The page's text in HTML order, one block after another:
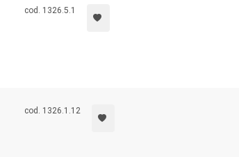
cod. 1326.5.1
cod. 1326.1.12